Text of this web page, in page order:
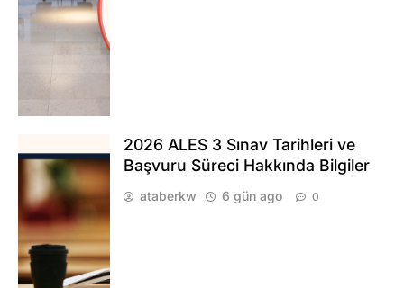
2026 ALES 3 Sınav Tarihleri ve
Başvuru Süreci Hakkında Bilgiler
ataberkw 6 gün ago 0